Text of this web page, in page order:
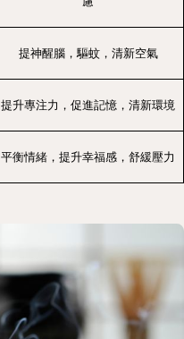
提神醒腦，驅蚊，清新空氣
提升專注力，促進記憶，清新環境
平衡情緒，提升幸福感，舒緩壓力